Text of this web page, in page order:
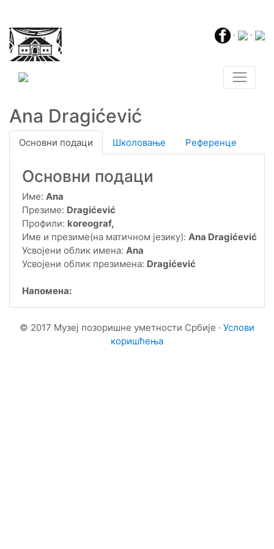
· ·
Ana Dragićević
Основни подаци Школовање Референце
Основни подаци
Име: Ana
Презиме: Dragićević
Профили: koreograf,
Име и презиме(на матичном језику): Ana Dragićević
Усвојени облик имена: Ana
Усвојени облик презимена: Dragićević
Напомена:
© 2017 Музеј позоришне уметности Србије · Услови
коришћења